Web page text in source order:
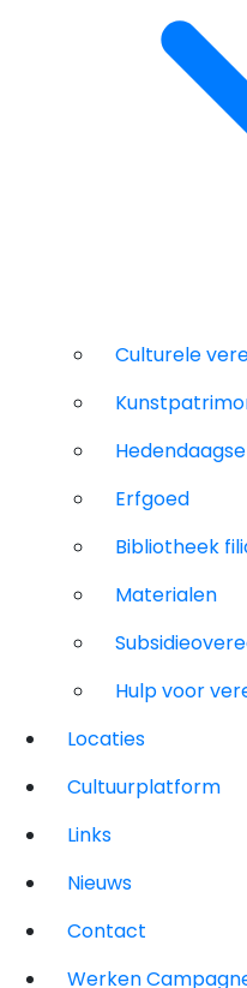
Culturele
Erfgoed
Bibliotheek
Materialen
Hulp voor
Locaties
Cultuurplatform
Links
Nieuws
Contact
Werken